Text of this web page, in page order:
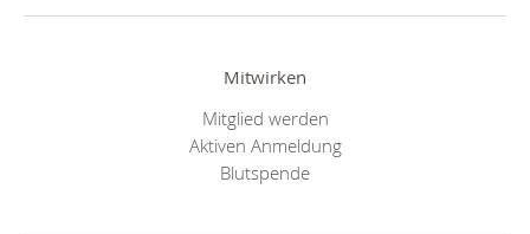
Mitwirken
Mitglied werden
Aktiven Anmeldung
Blutspende